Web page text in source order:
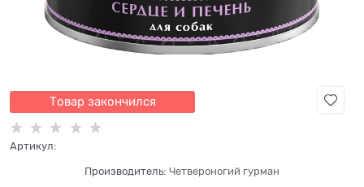
Товар закончился
Артикул:
Производитель: Четвероногий гурман